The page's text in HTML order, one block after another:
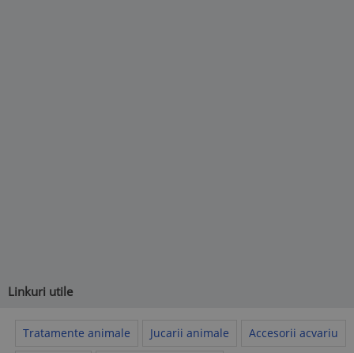
Linkuri utile
Tratamente animale Jucarii animale Accesorii acvariu